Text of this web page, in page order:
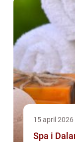
15 april 2026
Spa i